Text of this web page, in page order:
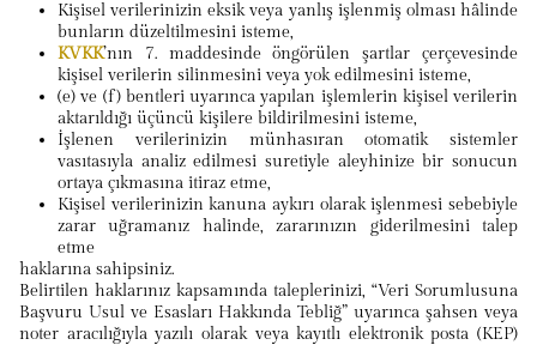
Kişisel verilerinizin eksik veya yanlış işlenmiş olması hâlinde
bunların düzeltilmesini isteme,
KVKK’nın 7. maddesinde öngörülen şartlar çerçevesinde
kişisel verilerin silinmesini veya yok edilmesini isteme,
(e) ve (f) bentleri uyarınca yapılan işlemlerin kişisel verilerin
aktarıldığı üçüncü kişilere bildirilmesini isteme,
İşlenen verilerinizin münhasıran otomatik sistemler
vasıtasıyla analiz edilmesi suretiyle aleyhinize bir sonucun
ortaya çıkmasına itiraz etme,
Kişisel verilerinizin kanuna aykırı olarak işlenmesi sebebiyle
zarar uğramanız halinde, zararınızın giderilmesini talep
etme
haklarına sahipsiniz.
Belirtilen haklarınız kapsamında taleplerinizi, “Veri Sorumlusuna
Başvuru Usul ve Esasları Hakkında Tebliğ” uyarınca şahsen veya
noter aracılığıyla yazılı olarak veya kayıtlı elektronik posta (KEP)